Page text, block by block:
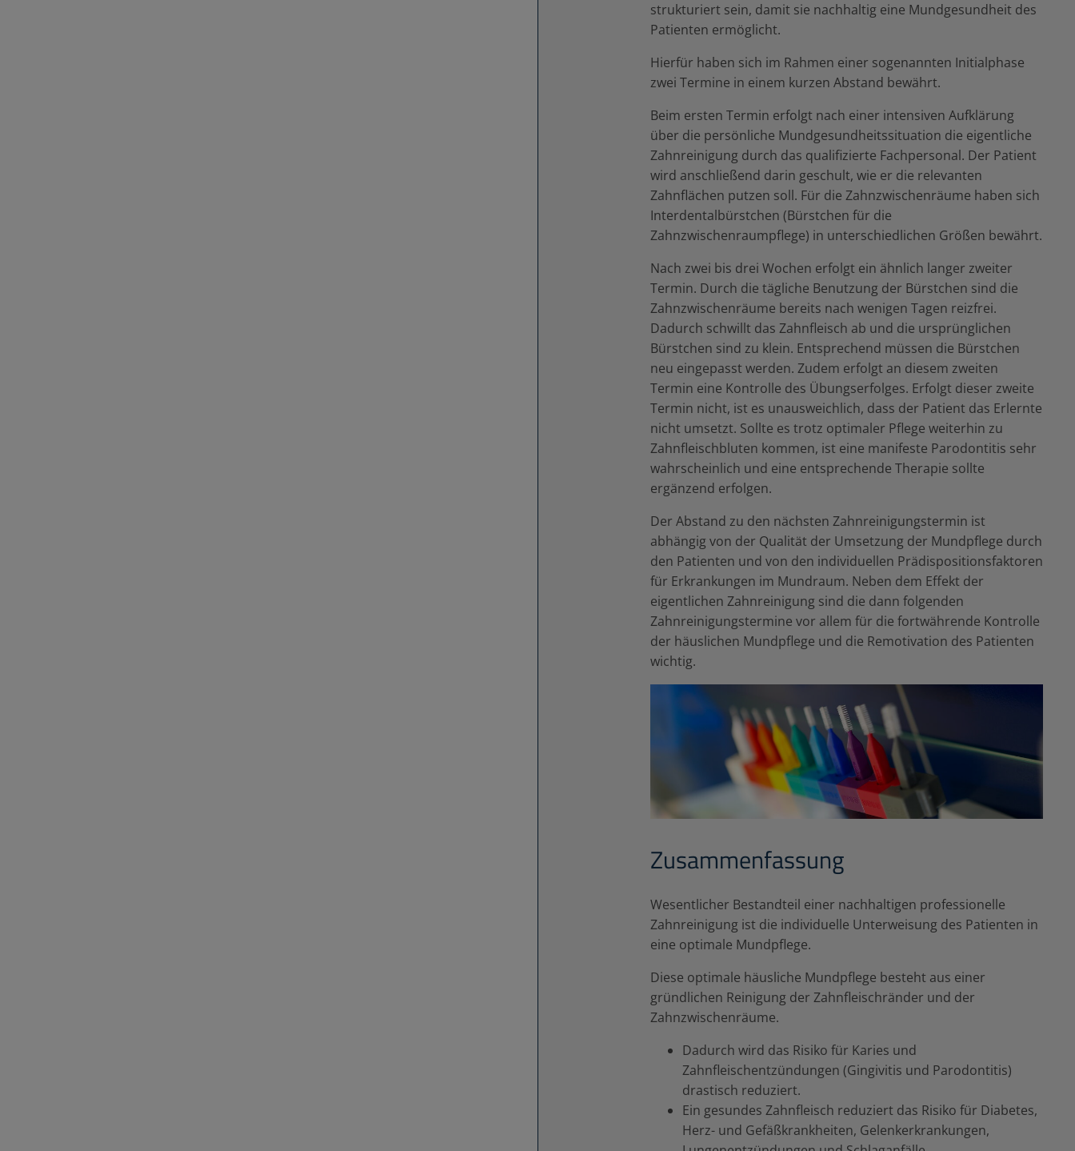
strukturiert sein, damit sie nachhaltig eine Mundgesundheit des
Patienten ermöglicht.
Hierfür haben sich im Rahmen einer sogenannten Initialphase
zwei Termine in einem kurzen Abstand bewährt.
Beim ersten Termin erfolgt nach einer intensiven Aufklärung
über die persönliche Mundgesundheitssituation die eigentliche
Zahnreinigung durch das qualifizierte Fachpersonal. Der Patient
wird anschließend darin geschult, wie er die relevanten
Zahnflächen putzen soll. Für die Zahnzwischenräume haben sich
Interdentalbürstchen (Bürstchen für die
Zahnzwischenraumpflege) in unterschiedlichen Größen bewährt.
Nach zwei bis drei Wochen erfolgt ein ähnlich langer zweiter
Termin. Durch die tägliche Benutzung der Bürstchen sind die
Zahnzwischenräume bereits nach wenigen Tagen reizfrei.
Dadurch schwillt das Zahnfleisch ab und die ursprünglichen
Bürstchen sind zu klein. Entsprechend müssen die Bürstchen
neu eingepasst werden. Zudem erfolgt an diesem zweiten
Termin eine Kontrolle des Übungserfolges. Erfolgt dieser zweite
Termin nicht, ist es unausweichlich, dass der Patient das Erlernte
nicht umsetzt. Sollte es trotz optimaler Pflege weiterhin zu
Zahnfleischbluten kommen, ist eine manifeste Parodontitis sehr
wahrscheinlich und eine entsprechende Therapie sollte
ergänzend erfolgen.
Der Abstand zu den nächsten Zahnreinigungstermin ist
abhängig von der Qualität der Umsetzung der Mundpflege durch
den Patienten und von den individuellen Prädispositionsfaktoren
für Erkrankungen im Mundraum. Neben dem Effekt der
eigentlichen Zahnreinigung sind die dann folgenden
Zahnreinigungstermine vor allem für die fortwährende Kontrolle
der häuslichen Mundpflege und die Remotivation des Patienten
wichtig.
Zusammenfassung
Wesentlicher Bestandteil einer nachhaltigen professionelle
Zahnreinigung ist die individuelle Unterweisung des Patienten in
eine optimale Mundpflege.
Diese optimale häusliche Mundpflege besteht aus einer
gründlichen Reinigung der Zahnfleischränder und der
Zahnzwischenräume.
Dadurch wird das Risiko für Karies und
Zahnfleischentzündungen (Gingivitis und Parodontitis)
drastisch reduziert.
Ein gesundes Zahnfleisch reduziert das Risiko für Diabetes,
Herz- und Gefäßkrankheiten, Gelenkerkrankungen,